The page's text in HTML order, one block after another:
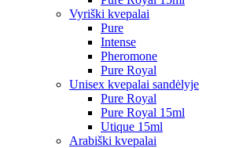
Vyriški kvepalai
Pure
Intense
Pheromone
Pure Royal
Unisex kvepalai sandėlyje
Pure Royal
Pure Royal 15ml
Utique 15ml
Arabiški kvepalai